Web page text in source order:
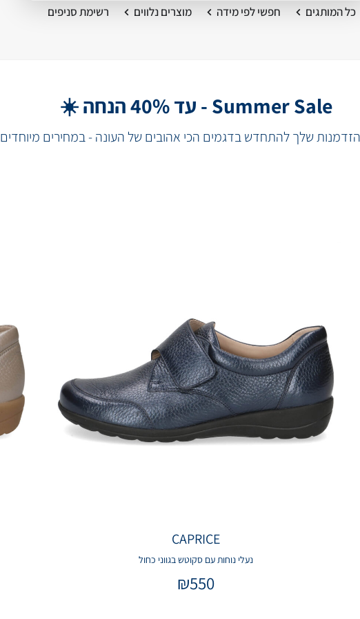
כל המותגים חפשי לפי מידה מוצרים נלווים רשימת סניפים
Summer Sale - עד 40% הנחה ☀️
שלך להתחדש בדגמים הכי אהובים של העונה - במחירים מיוחדים
CAPRICE
נעלי נוחות עם סקוטש בגווני כחול
₪550